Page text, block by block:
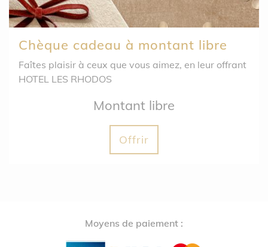
Chèque cadeau à montant libre
Faîtes plaisir à ceux que vous aimez, en leur offrant
HOTEL LES RHODOS
Montant libre
Offrir
Moyens de paiement :